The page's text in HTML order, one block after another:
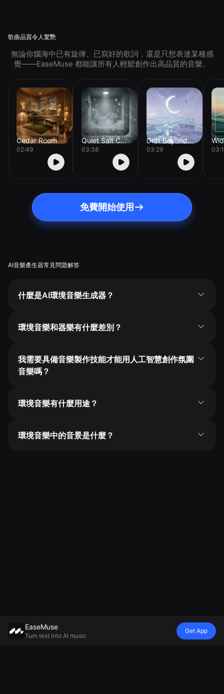
歌曲品質令人驚艷
無論你腦海中已有旋律、已寫好的歌詞，還是只想表達某種感
覺——EaseMuse 都能讓所有人輕鬆創作出高品質的音樂。
Cedar Room
02:49
Quiet Salt Chamber
03:38
Drift Beyond Orion
03:29
免費開始使用
AI音樂產生器常見問題解答
什麼是AI環境音樂生成器？
環境音樂和器樂有什麼差別？
我需要具備音樂製作技能才能用人工智慧創作氛圍
音樂嗎？
環境音樂有什麼用途？
環境音樂中的音景是什麼？
EaseMuse
Turn text into AI music
Get App